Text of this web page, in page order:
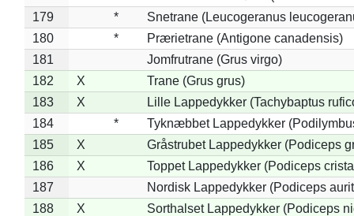
179
*
Snetrane (Leucogeranus
180
*
Prærietrane (Antigone canadensis)
181
Jomfrutrane (Grus virgo)
182
X
Trane (Grus grus)
183
X
Lille Lappedykker (Tachybaptus
184
*
Tyknæbbet Lappedykker
185
X
Gråstrubet Lappedykker (Podiceps
186
X
Toppet Lappedykker (Podiceps
187
Nordisk Lappedykker (Podiceps
188
X
Sorthalset Lappedykker (Podiceps